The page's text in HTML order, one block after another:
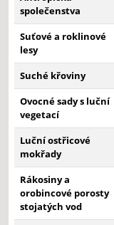
společenstva
Suťové a roklinové
lesy
Suché křoviny
Ovocné sady s luční
vegetací
Luční ostřicové
mokřady
Rákosiny a
orobincové porosty
stojatých vod